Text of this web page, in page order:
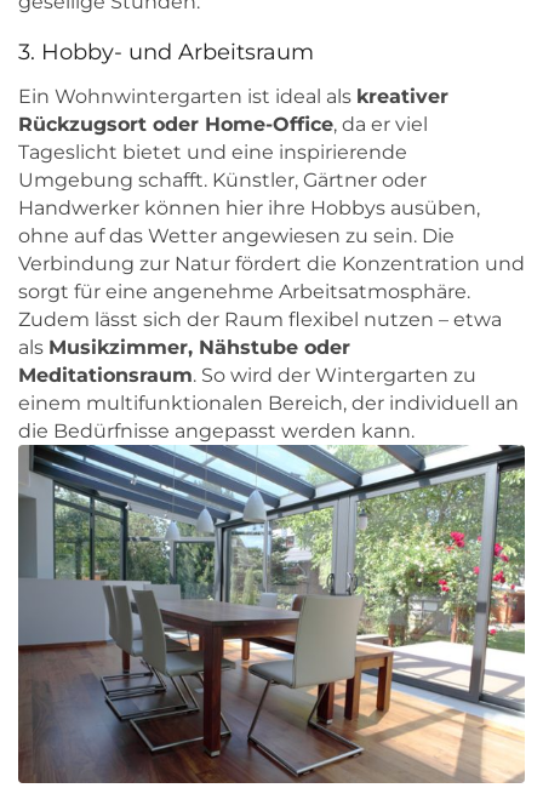
3. Hobby- und Arbeitsraum
Ein Wohnwintergarten ist ideal als kreativer
Rückzugsort oder Home-Office, da er viel
Tageslicht bietet und eine inspirierende
Umgebung schafft. Künstler, Gärtner oder
Handwerker können hier ihre Hobbys ausüben,
ohne auf das Wetter angewiesen zu sein. Die
Verbindung zur Natur fördert die Konzentration und
sorgt für eine angenehme Arbeitsatmosphäre.
Zudem lässt sich der Raum flexibel nutzen – etwa
als Musikzimmer, Nähstube oder
Meditationsraum. So wird der Wintergarten zu
einem multifunktionalen Bereich, der individuell an
die Bedürfnisse angepasst werden kann.